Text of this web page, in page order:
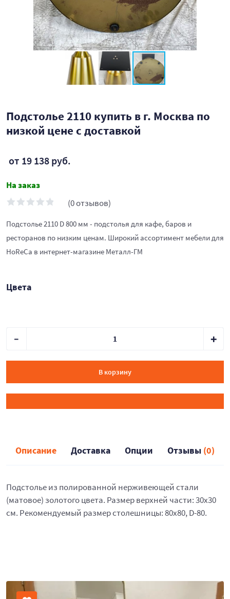
Подстолье 2110 купить в г. Москва по
низкой цене с доставкой
от 19 138 руб.
На заказ
(0 отзывов)
Подстолье 2110 D 800 мм - подстолья для кафе, баров и
ресторанов по низким ценам. Широкий ассортимент мебели для
HoReCa в интернет-магазине Металл-ГМ
Цвета
В корзину
Описание Доставка Опции Отзывы (0)
Подстолье из полированной нерживеющей стали
(матовое) золотого цвета. Размер верхней части: 30х30
см. Рекомендуемый размер столешницы: 80х80, D-80.